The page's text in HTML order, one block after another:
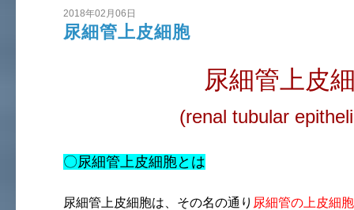
2018年02月06日
尿細管上皮細胞
尿細管上皮
(renal tubular
〇尿細管上皮細胞とは
尿細管上皮細胞は、その名の通り 尿細管の上皮細胞